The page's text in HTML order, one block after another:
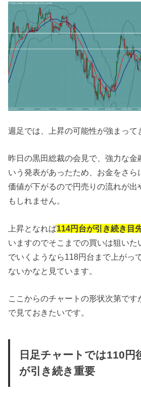
週足では、上昇の可能性が強まって
昨日の黒田総裁の会見で、強力な金
いう発表があったため、お金をさら
価値が下がるので円売りの流れが出
もしれません。
上昇となれば114円台が引き続き目
いますのでそこまでの買いは狙いた
でいくようなら118円台まで上がっ
ないかなと見ています。
ここからのチャートの形状次第です
で見ておきたいです。
日足チャートでは110円
が引き続き重要